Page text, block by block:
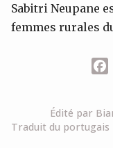
Sabitri Neupane
femmes rurales
Édité par
Traduit du